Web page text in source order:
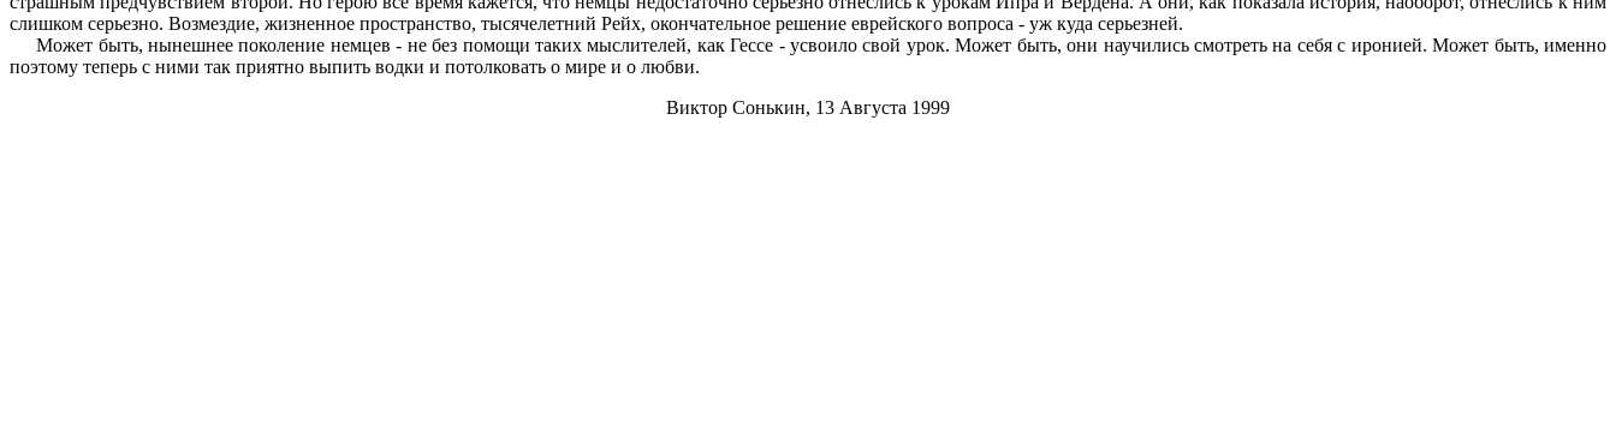
слишком серьезно. Возмездие, жизненное пространство, тысячелетний Рейх, окончательное решение еврейского вопроса - уж куда серьезней.
Может быть, нынешнее поколение немцев - не без помощи таких мыслителей, как Гессе - усвоило свой урок. Может быть, они научились смотреть на себя с иронией. Может быть, именно
поэтому теперь с ними так приятно выпить водки и потолковать о мире и о любви.
Виктор Сонькин, 13 Августа 1999